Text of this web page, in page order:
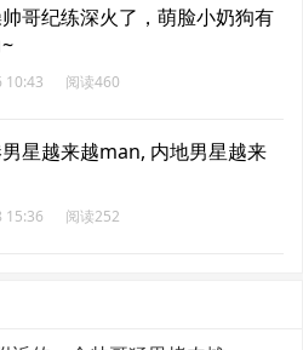
哥纪练深火了，萌脸小奶狗有
10:43 阅读460
星越来越man, 内地男星越来
15:36 阅读252